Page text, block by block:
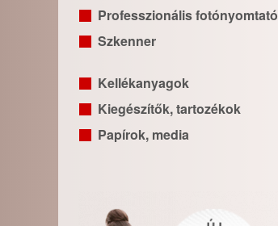
Professzionális fotónyomtató
Szkenner
Kellékanyagok
Kiegészítők, tartozékok
Papírok, media